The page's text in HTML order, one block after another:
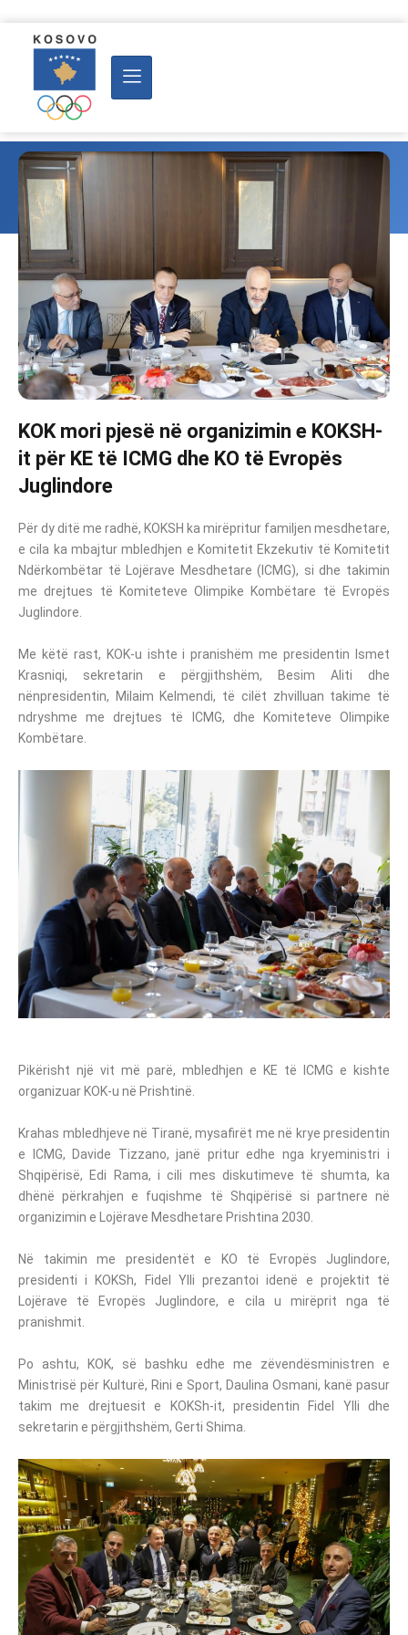
KOK mori pjesë në organizimin e KOKSH-
it për KE të ICMG dhe KO të Evropës
Juglindore
Për dy ditë me radhë, KOKSH ka mirëpritur familjen mesdhetare,
e cila ka mbajtur mbledhjen e Komitetit Ekzekutiv të Komitetit
Ndërkombëtar të Lojërave Mesdhetare (ICMG), si dhe takimin
me drejtues të Komiteteve Olimpike Kombëtare të Evropës
Juglindore.
Me këtë rast, KOK-u ishte i pranishëm me presidentin Ismet
Krasniqi, sekretarin e përgjithshëm, Besim Aliti dhe
nënpresidentin, Milaim Kelmendi, të cilët zhvilluan takime të
ndryshme me drejtues të ICMG, dhe Komiteteve Olimpike
Kombëtare.
Pikërisht një vit më parë, mbledhjen e KE të ICMG e kishte
organizuar KOK-u në Prishtinë.
Krahas mbledhjeve në Tiranë, mysafirët me në krye presidentin
e ICMG, Davide Tizzano, janë pritur edhe nga kryeministri i
Shqipërisë, Edi Rama, i cili mes diskutimeve të shumta, ka
dhënë përkrahjen e fuqishme të Shqipërisë si partnere në
organizimin e Lojërave Mesdhetare Prishtina 2030.
Në takimin me presidentët e KO të Evropës Juglindore,
presidenti i KOKSh, Fidel Ylli prezantoi idenë e projektit të
Lojërave të Evropës Juglindore, e cila u mirëprit nga të
pranishmit.
Po ashtu, KOK, së bashku edhe me zëvendësministren e
Ministrisë për Kulturë, Rini e Sport, Daulina Osmani, kanë pasur
takim me drejtuesit e KOKSh-it, presidentin Fidel Ylli dhe
sekretarin e përgjithshëm, Gerti Shima.